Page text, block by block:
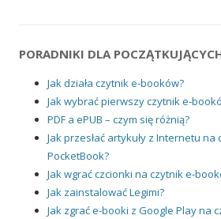
PORADNIKI DLA
Jak działa czytnik e-booków?
Jak wybrać pierwszy czytnik e-
PDF a ePUB – czym się różnią?
Jak przesłać artykuły z Internetu na
PocketBook?
Jak wgrać czcionki na czytnik e-
Jak zainstalować Legimi?
Jak zgrać e-booki z Google Play na